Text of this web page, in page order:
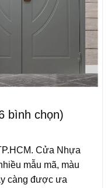
bình chọn)
Cửa Nhựa
mẫu mã, màu
càng được ưa